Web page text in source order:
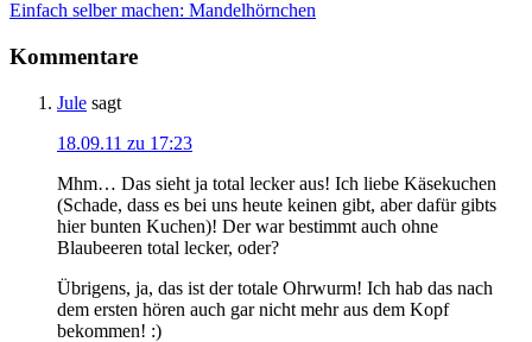
Einfach selber machen: Mandelhörnchen
Kommentare
Jule sagt
18.09.11 zu 17:23
Mhm… Das sieht ja total lecker aus! Ich liebe Käsekuchen
(Schade, dass es bei uns heute keinen gibt, aber dafür gibts
hier bunten Kuchen)! Der war bestimmt auch ohne
Blaubeeren total lecker, oder?
Übrigens, ja, das ist der totale Ohrwurm! Ich hab das nach
dem ersten hören auch gar nicht mehr aus dem Kopf
bekommen! :)